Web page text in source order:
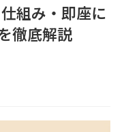
組み・即座に
徹底解説